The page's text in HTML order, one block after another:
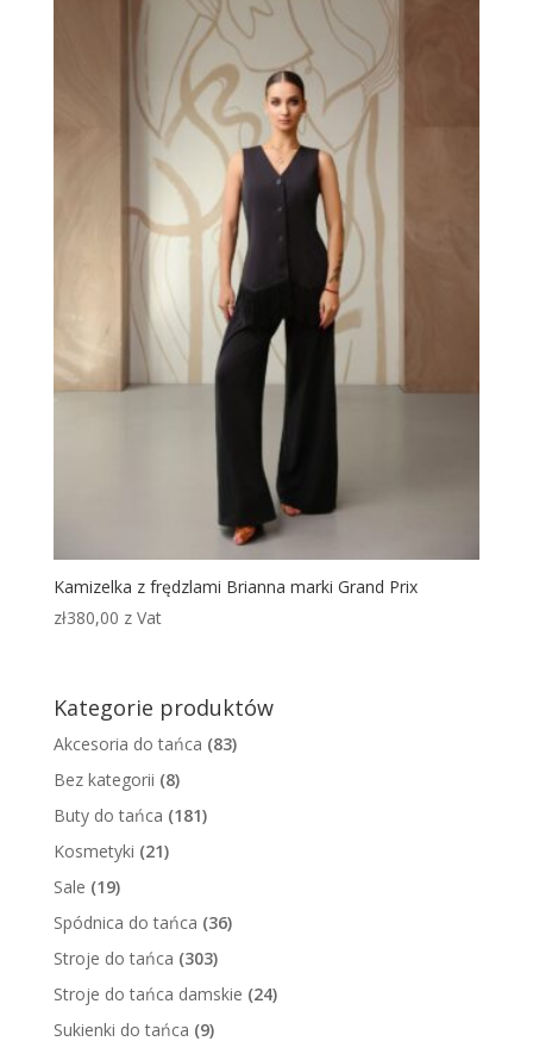
Kamizelka z frędzlami Brianna marki Grand Prix
zł380,00 z Vat
Kategorie produktów
Akcesoria do tańca (83)
Bez kategorii (8)
Buty do tańca (181)
Kosmetyki (21)
Sale (19)
Spódnica do tańca (36)
Stroje do tańca (303)
Stroje do tańca damskie (24)
Sukienki do tańca (9)